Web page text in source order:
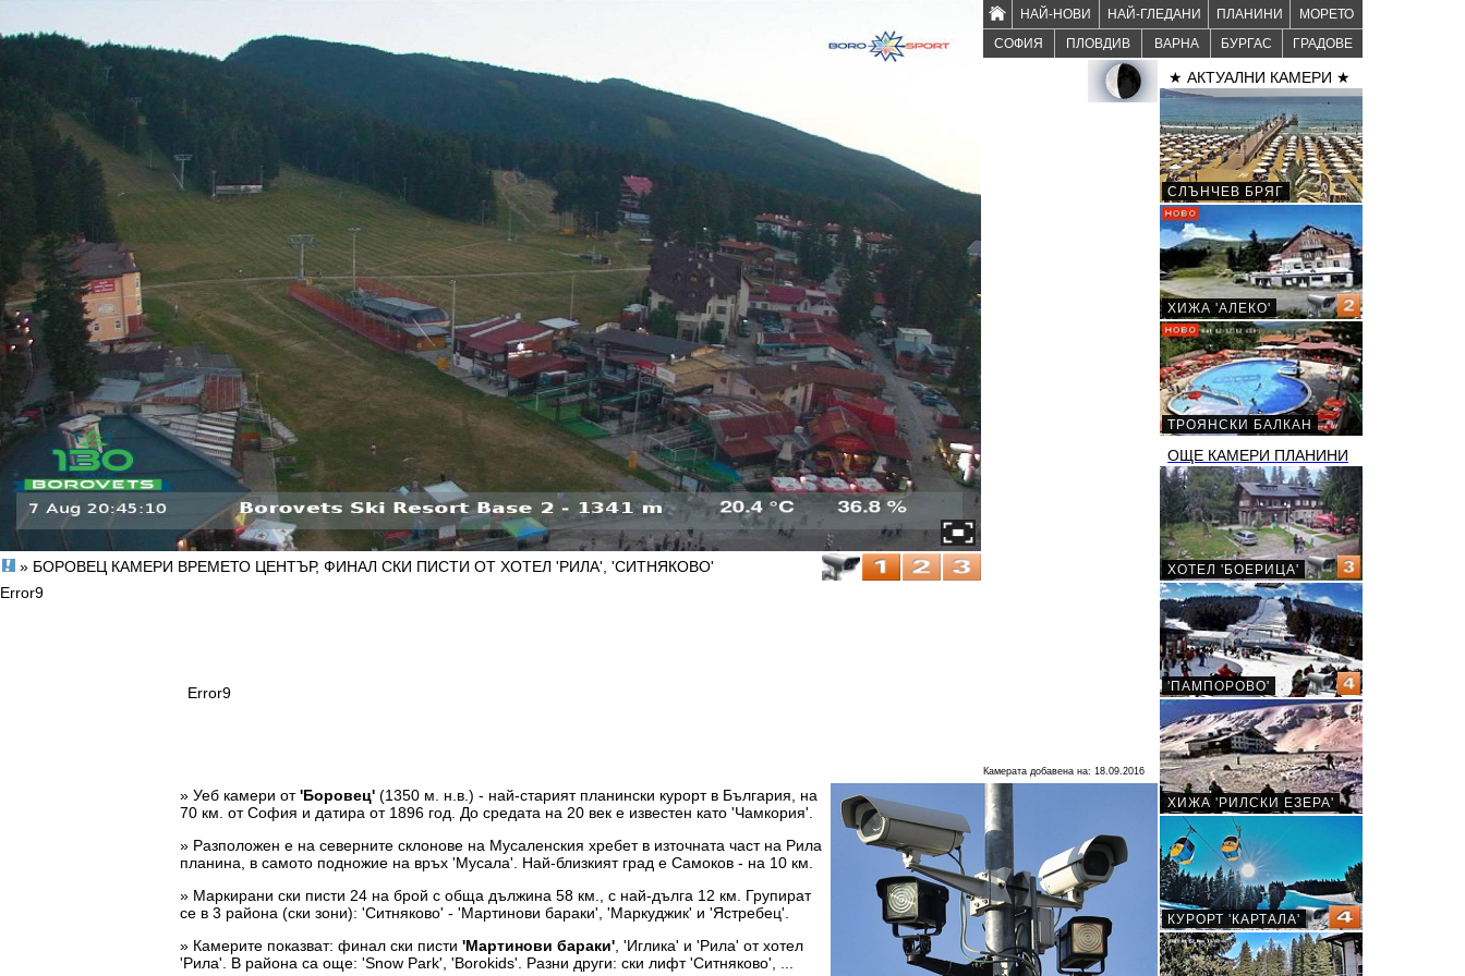
» БОРОВЕЦ КАМЕРИ ВРЕМЕТО ЦЕНТЪР, ФИНАЛ СКИ ПИСТИ ОТ ХОТЕЛ 'РИЛА', 'СИТНЯКОВО'
Error9
Error9
» Уеб камери от'Боровец' (1350 м. н.в.) - най-старият планински курорт в България, на
70 км. от София и датира от 1896 год. До средата на 20 век е известен като 'Чамкория'.
» Разположен е на северните склонове на Мусаленския хребет в източната част на Рила
планина, в самото подножие на връх 'Мусала'. Най-близкият град е Самоков - на 10 км.
» Маркирани ски писти 24 на брой с обща дължина 58 км., с най-дълга 12 км. Групират
се в 3 района (ски зони): 'Ситняково' - 'Мартинови бараки', 'Маркуджик' и 'Ястребец'.
» Камерите показват: финал ски писти 'Мартинови бараки' , 'Иглика' и 'Рила' от хотел
'Рила'. В района са още: 'Snow Park', 'Borokids'. Разни други: ски лифт 'Ситняково', ...
Камерата добавена на: 18.09.2016